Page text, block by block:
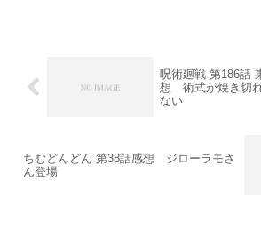
呪術廻戦 第186話
想 術式が焼き切
ない
ちむどんどん 第38話感想 ジローラモさ
ん登場